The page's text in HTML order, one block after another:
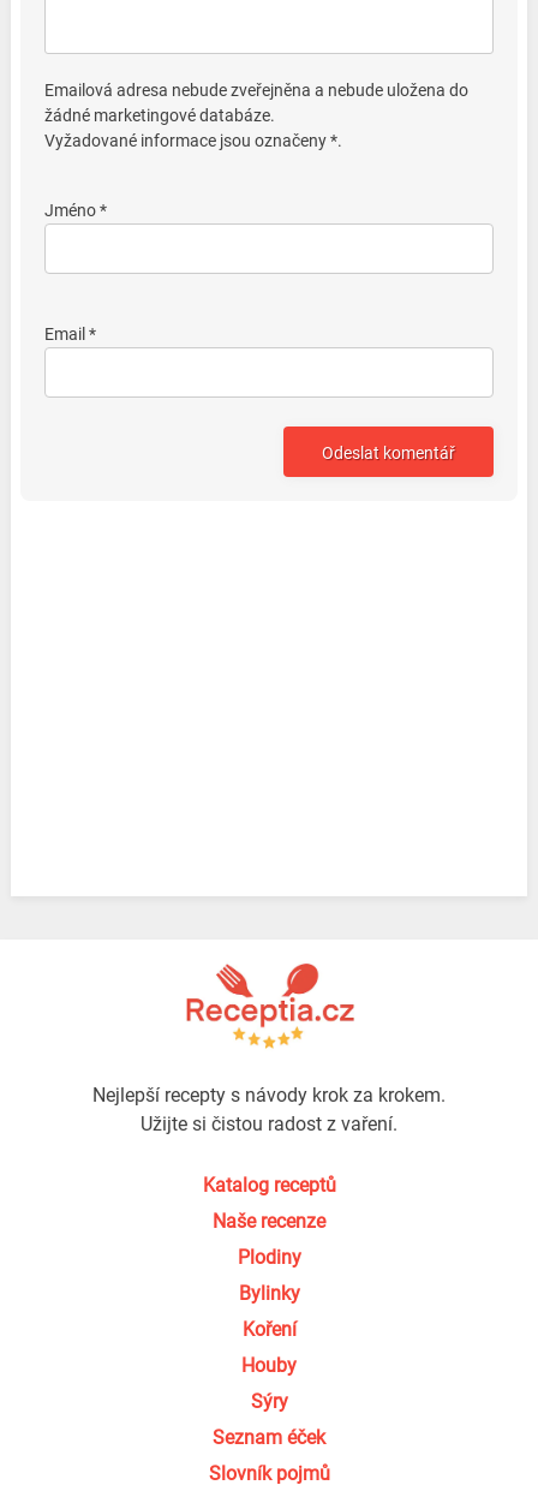
Emailová adresa nebude zveřejněna a nebude uložena do
žádné marketingové databáze.
Vyžadované informace jsou označeny *.
Jméno *
Email *
Nejlepší recepty s návody krok za krokem.
Užijte si čistou radost z vaření.
Katalog receptů
Naše recenze
Plodiny
Bylinky
Koření
Houby
Sýry
Seznam éček
Slovník pojmů